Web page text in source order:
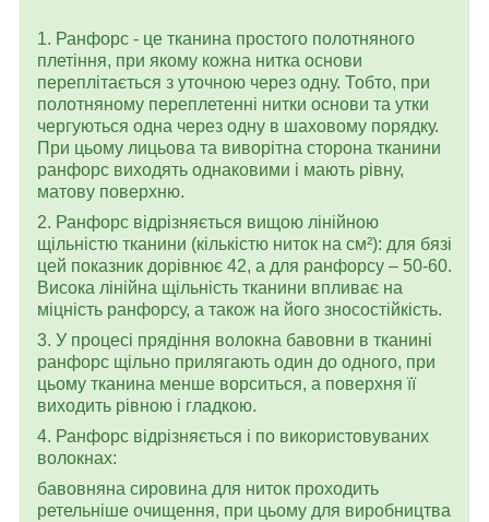
1. Ранфорс - це тканина простого полотняного
плетіння, при якому кожна нитка основи
переплітається з уточною через одну. Тобто, при
полотняному переплетенні нитки основи та утки
чергуються одна через одну в шаховому порядку.
При цьому лицьова та виворітна сторона тканини
ранфорс виходять однаковими і мають рівну,
матову поверхню.
2. Ранфорс відрізняється вищою лінійною
щільністю тканини (кількістю ниток на см²): для бязі
цей показник дорівнює 42, а для ранфорсу – 50-60.
Висока лінійна щільність тканини впливає на
міцність ранфорсу, а також на його зносостійкість.
3. У процесі прядіння волокна бавовни в тканині
ранфорс щільно прилягають один до одного, при
цьому тканина менше ворситься, а поверхня її
виходить рівною і гладкою.
4. Ранфорс відрізняється і по використовуваних
волокнах:
бавовняна сировина для ниток проходить
ретельніше очищення, при цьому для виробництва